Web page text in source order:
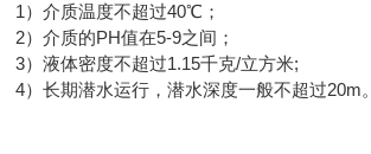
1）介质温度不超过40℃；
2）介质的PH值在5-9之间；
3）液体密度不超过1.15千克/立方米;
4）长期潜水运行，潜水深度一般不超过20m。